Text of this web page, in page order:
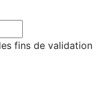
fins de validation